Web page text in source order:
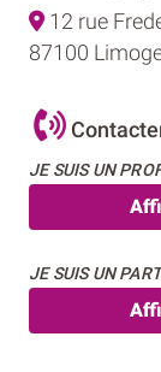
12 rue
87100
JE SUIS UN
JE SUIS UN